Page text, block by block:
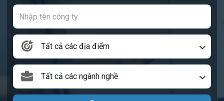
Tất cả các địa điểm
Tất cả các ngành nghề